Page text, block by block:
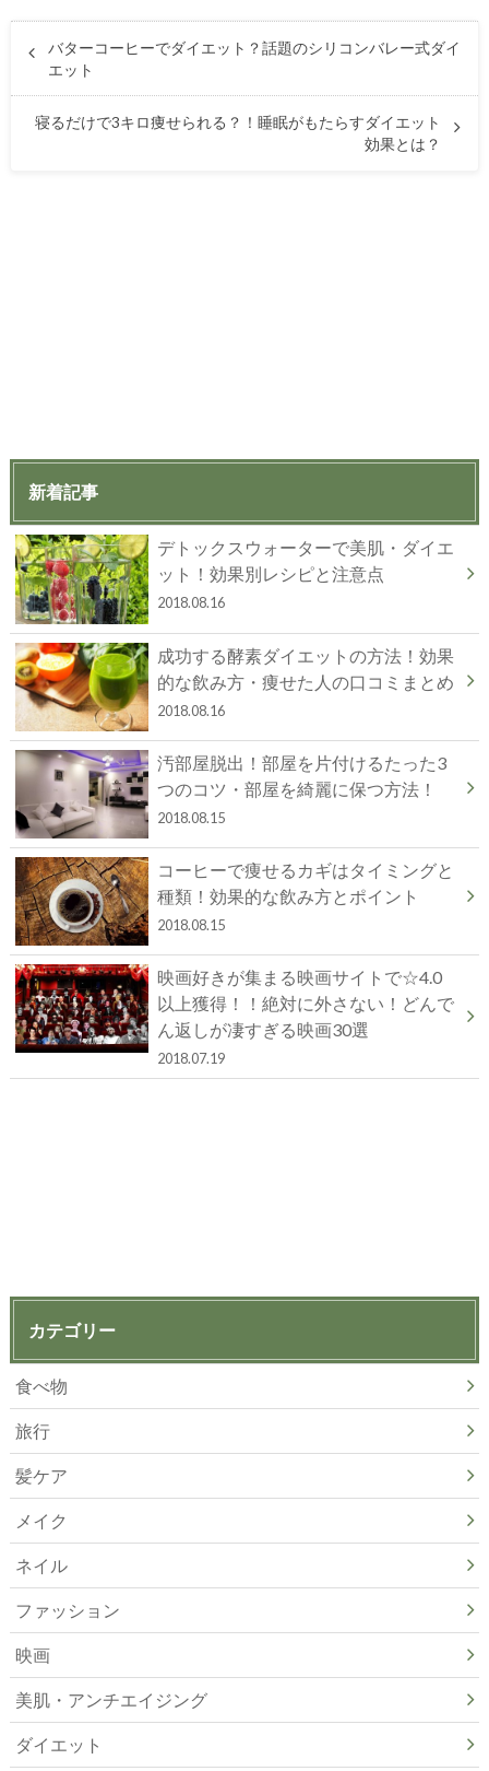
バターコーヒーでダイエット？話題のシリコンバレー式ダイ
エット
寝るだけで3キロ痩せられる？！睡眠がもたらすダイエット
効果とは？
新着記事
デトックスウォーターで美肌・ダイエ
ット！効果別レシピと注意点
2018.08.16
成功する酵素ダイエットの方法！効果
的な飲み方・痩せた人の口コミまとめ
2018.08.16
汚部屋脱出！部屋を片付けるたった3
つのコツ・部屋を綺麗に保つ方法！
2018.08.15
コーヒーで痩せるカギはタイミングと
種類！効果的な飲み方とポイント
2018.08.15
映画好きが集まる映画サイトで☆4.0
以上獲得！！絶対に外さない！どんで
ん返しが凄すぎる映画30選
2018.07.19
カテゴリー
食べ物
旅行
髪ケア
メイク
ネイル
ファッション
映画
美肌・アンチエイジング
ダイエット